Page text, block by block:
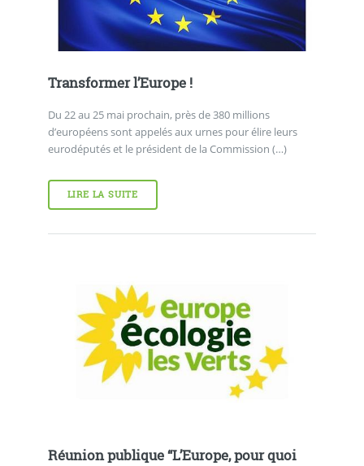
Transformer l’Europe !
Du 22 au 25 mai prochain, près de 380 millions
d’européens sont appelés aux urnes pour élire leurs
eurodéputés et le président de la Commission (…)
LIRE LA SUITE
Réunion publique “L’Europe, pour quoi